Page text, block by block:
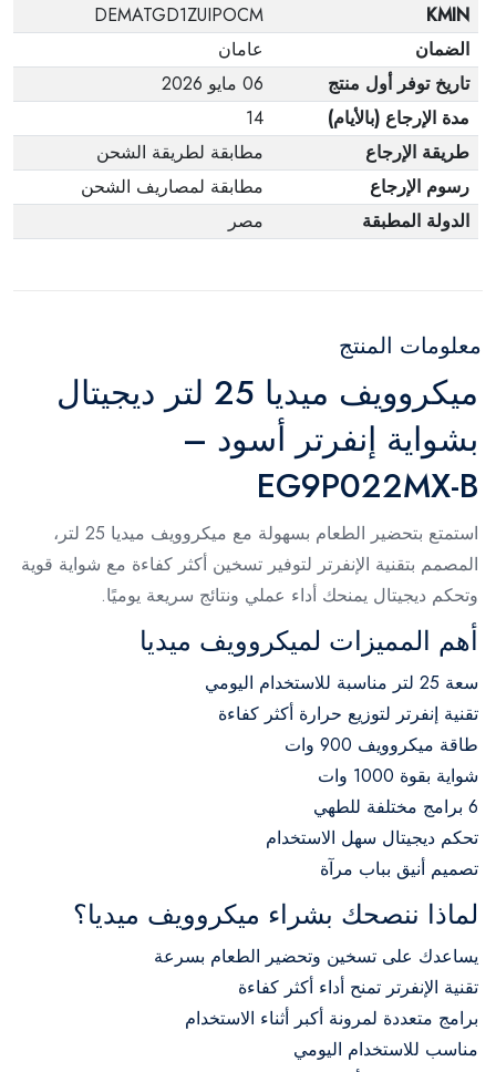
KMIN
DEMATGD1ZUIPOCM
الضمان
عامان
تاريخ توفر أول منتج
06 مايو 2026
مدة الإرجاع (بالأيام)
14
طريقة الإرجاع
مطابقة لطريقة الشحن
رسوم الإرجاع
مطابقة لمصاريف الشحن
الدولة المطبقة
مصر
معلومات المنتج
ميكروويف ميديا 25 لتر ديجيتال
بشواية إنفرتر أسود –
EG9P022MX-B
استمتع بتحضير الطعام بسهولة مع ميكروويف ميديا 25 لتر،
المصمم بتقنية الإنفرتر لتوفير تسخين أكثر كفاءة مع شواية قوية
وتحكم ديجيتال يمنحك أداء عملي ونتائج سريعة يوميًا.
أهم المميزات لميكروويف ميديا
سعة 25 لتر مناسبة للاستخدام اليومي
تقنية إنفرتر لتوزيع حرارة أكثر كفاءة
طاقة ميكروويف 900 وات
شواية بقوة 1000 وات
6 برامج مختلفة للطهي
تحكم ديجيتال سهل الاستخدام
تصميم أنيق بباب مرآة
لماذا ننصحك بشراء ميكروويف ميديا؟
يساعدك على تسخين وتحضير الطعام بسرعة
تقنية الإنفرتر تمنح أداء أكثر كفاءة
برامج متعددة لمرونة أكبر أثناء الاستخدام
مناسب للاستخدام اليومي